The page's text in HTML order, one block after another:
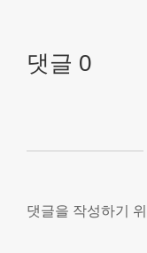
댓글 0
댓글을 작성하기